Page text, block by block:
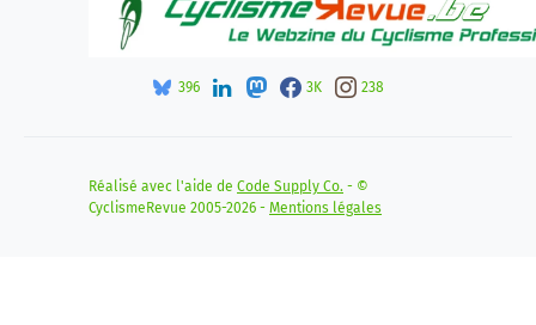
396 3K 238
Réalisé avec l'aide de Code Supply Co. - ©
CyclismeRevue 2005-2026 - Mentions légales